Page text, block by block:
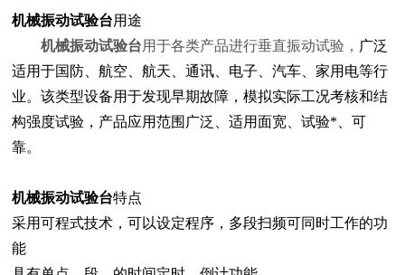
机械振动试验台用途
机械振动试验台用于各类产品进行垂直振动试验， 广泛
适用于国防、航空、航天、通讯、电子、汽车、家用电等行
业。该类型设备用于发现早期故障，模拟实际工况考核和结
构强度试验，产品应用范围广泛、适用面宽、试验*、可
靠。
机械振动试验台特点
采用可程式技术，可以设定程序，多段扫频可同时工作的功
能